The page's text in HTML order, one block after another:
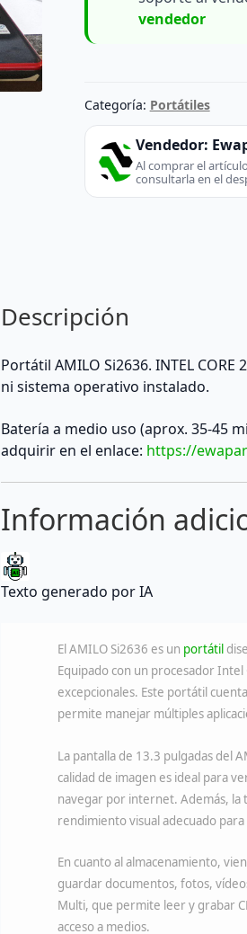
vendedor
Categoría: Portátiles
Vendedor:
Al comprar el
consultarla en el
Descripción
Portátil AMILO Si2636. INTEL CORE
ni sistema operativo instalado.
Batería a medio uso (aprox. 35-45
adquirir en el enlace: https://
Información
Texto generado por IA
El AMILO Si2636 es un portátil
Equipado con un procesador Intel
excepcionales. Este portátil
permite manejar múltiples
La pantalla de 13.3 pulgadas del
calidad de imagen es ideal para
navegar por internet. Además,
rendimiento visual adecuado
En cuanto al almacenamiento,
guardar documentos, fotos,
Multi, que permite leer y grabar
acceso a medios.